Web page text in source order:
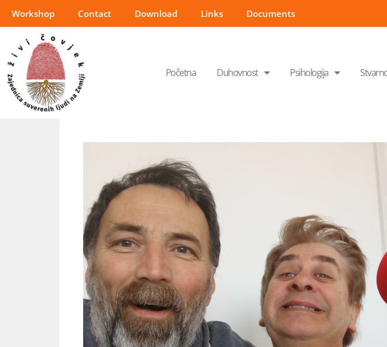
Workshop Contact Download Links Documents
Početna Duhovnost Psihologija